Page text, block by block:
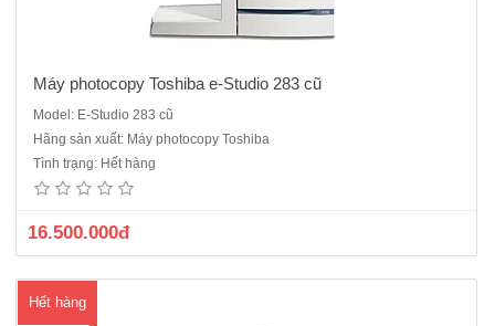
Máy photocopy Toshiba e-Studio 283 cũ
Model: E-Studio 283 cũ
Hãng sản xuất: Máy photocopy Toshiba
Tình trạng: Hết hàng
16.500.000đ
Hết hàng
Máy photo kỹ thuật số Toshiba e-Studio 520 cũ- Chức năng có sẵn:
Photocopy - Bộ tự động nạp và đảo 2 mặt bản gốc (ARDF),Bộ tự động
đảo mặt bản sao (Duplex)- Khổ giấy sao chụp tối đa : A3-Tốc độ sao
chụp : 52 bản/phút- Khay giấy vào : 4 khay x 50..